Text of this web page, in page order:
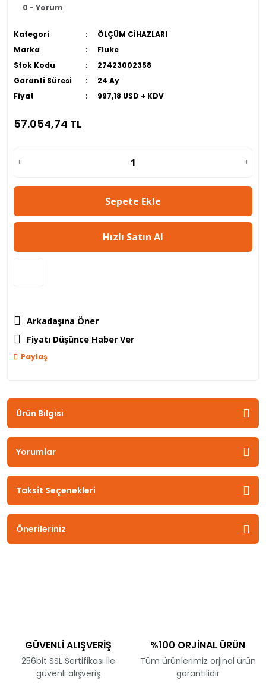
0 - Yorum
Kategori
ÖLÇÜM CİHAZLARI
Marka
Fluke
Stok Kodu
27423002358
Garanti Süresi
24 Ay
Fiyat
997,18 USD + KDV
57.054,74 TL
Sepete Ekle
Hızlı Satın Al
Arkadaşına Öner
Fiyatı Düşünce Haber Ver
Paylaş
Ürün Bilgisi
Yorumlar
Taksit Seçenekleri
Önerileriniz
GÜVENLİ ALIŞVERİŞ
256bit SSL Sertifikası ile
güvenli alışveriş
%100 ORJİNAL ÜRÜN
Tüm ürünlerimiz orjinal ürün
garantilidir